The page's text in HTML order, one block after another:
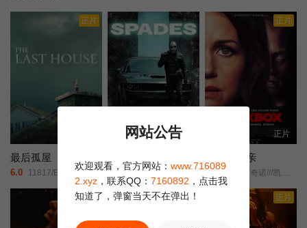
一部关于爱与失去的故事，一曲人性与慈悲的颂歌。在逆境中，灵
正片
最后孤屋
6.0 11817/Eleven Eight One Seven/
正片
2.0 约翰尼·永·博斯/杰森·纳维/岛本信明/
正片
正片
猛尸一家亲
3.0 卡拉·古奇诺///凯瑟琳·伊莎贝尔///卢·泰勒·普奇///唐纳德·沙利斯///凯文·麦克纳尔蒂// Jason William Day //杰森·麦金农///罗曼·金赛拉///杰卡·博尚// Darcey Johnson / Aedan Edwards / Lee Tichon / Kenny Wood-Schatz/
正片 正片 正片
网站公告
欢迎观看，官方网站： www.716089
2.xyz ，联系QQ： 7160892 ，点击我
知道了，弹窗当天不在弹出！